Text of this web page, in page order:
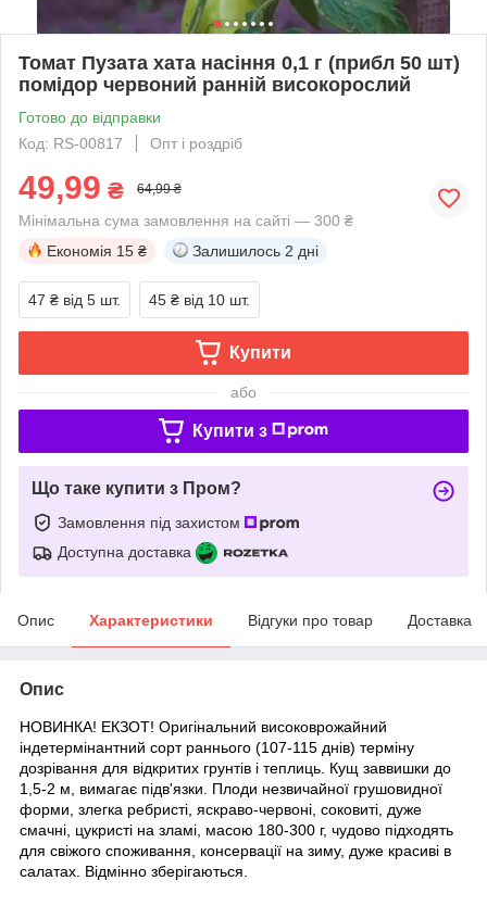
Томат Пузата хата насіння 0,1 г (прибл 50 шт)
помідор червоний ранній високорослий
Готово до відправки
Код: RS-00817
Опт і роздріб
49,99 ₴ 64,99 ₴
Мінімальна сума замовлення на сайті — 300 ₴
Економія 15 ₴ Залишилось 2 дні
47 ₴ від 5 шт. 45 ₴ від 10 шт.
Купити
або
Купити з
Що таке купити з Пром?
Замовлення під захистом
Доступна доставка
Опис Характеристики Відгуки про товар Доставка
Опис
НОВИНКА! ЕКЗОТ! Оригінальний високоврожайний
індетермінантний сорт раннього (107-115 днів) терміну
дозрівання для відкритих грунтів і теплиць. Кущ заввишки до
1,5-2 м, вимагає підв'язки. Плоди незвичайної грушовидної
форми, злегка ребристі, яскраво-червоні, соковиті, дуже
смачні, цукристі на зламі, масою 180-300 г, чудово підходять
для свіжого споживання, консервації на зиму, дуже красиві в
салатах. Відмінно зберігаються.